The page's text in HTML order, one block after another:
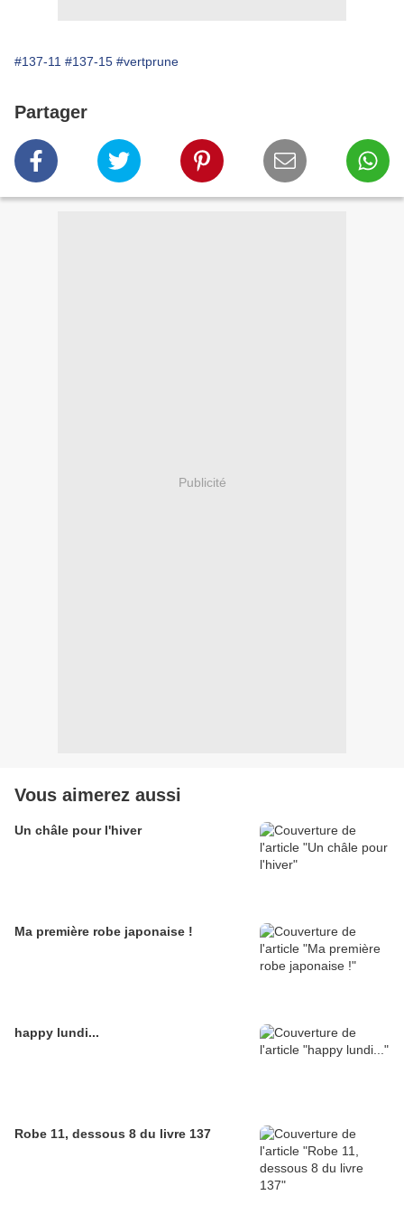
#137-11 #137-15 #vertprune
Partager
Publicité
Vous aimerez aussi
Un châle pour l'hiver
Ma première robe japonaise !
happy lundi...
Robe 11, dessous 8 du livre 137